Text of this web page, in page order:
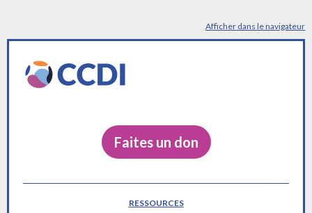
Afficher dans le navigateur
Faites un don
RESSOURCES